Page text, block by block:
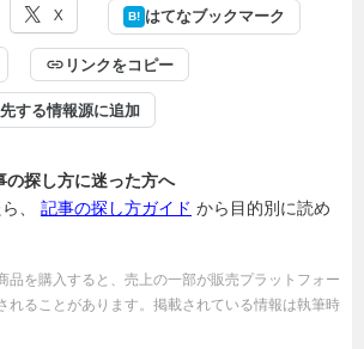
X B! はてなブックマーク
リンクをコピー
する情報源に追加
の探し方に迷った方へ
、 記事の探し方ガイド から目的別に読め
品を購入すると、売上の一部が販売プラットフォー
れることがあります。掲載されている情報は執筆時